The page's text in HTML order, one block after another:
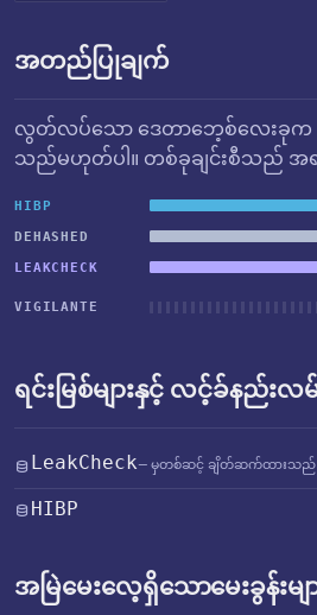
အတည်ပြုချက်
လွတ်လပ်သော ဒေတာဘေ့စ်လေးခုက
သည်မဟုတ်ပါ။ တစ်ခုချင်းစီသည်
HIBP
DEHASHED
LEAKCHECK
VIGILANTE
ရင်းမြစ်များနှင့် လင့်ခ်နည်းလမ်
LeakCheck— မှတစ်ဆင့် ချိတ်ဆက်ထားသ
HIBP
အမြဲမေးလေ့ရှိသောမေးခွန်းမျ